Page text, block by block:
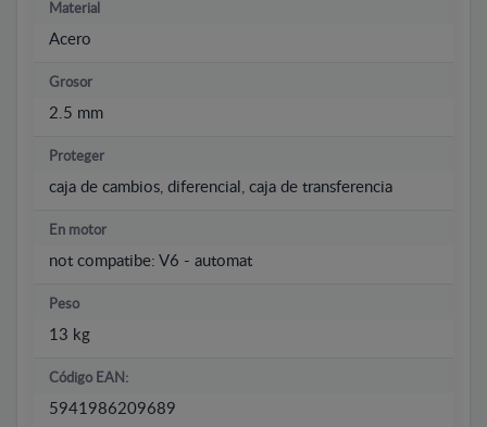
Material
Acero
Grosor
2.5 mm
Proteger
caja de cambios, diferencial, caja de transferencia
En motor
not compatibe: V6 - automat
Peso
13 kg
Código EAN:
5941986209689